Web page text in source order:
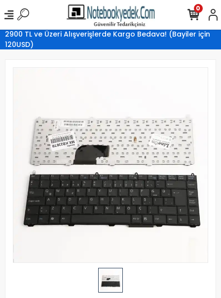
2900 TL ve Üzeri Alışverişlerde Kargo Bedava! (Bayiler için
120USD)
0